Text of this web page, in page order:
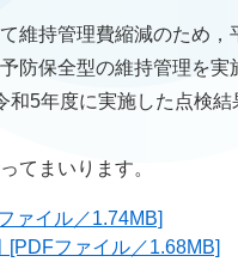
維持管理費縮減のため，
防保全型の維持管理を実
5年度に実施した点検結
てまいります。
ァイル／1.74MB]
[PDFファイル／1.68MB]